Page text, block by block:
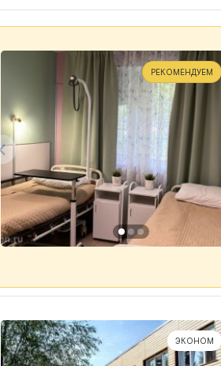
РЕКОМЕНДУЕМ
ЭКОНОМ